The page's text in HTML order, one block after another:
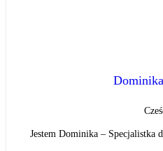
Jestem Dominika – Specjalistka